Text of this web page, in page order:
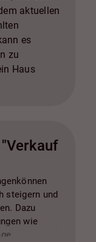
aktuellen
es
zu
Haus
steigern und
Dazu
wie